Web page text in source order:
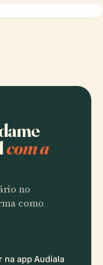
com a
no
como
na app Audiala